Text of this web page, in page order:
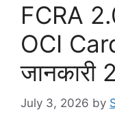
FCRA
OCI
जानकारी
July 3, 2026 by